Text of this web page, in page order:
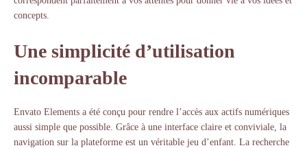
concepts.
Une simplicité d’utilisation
incomparable
Envato Elements a été conçu pour rendre l’accès aux actifs numériques
aussi simple que possible. Grâce à une interface claire et conviviale, la
navigation sur la plateforme est un véritable jeu d’enfant. La recherche